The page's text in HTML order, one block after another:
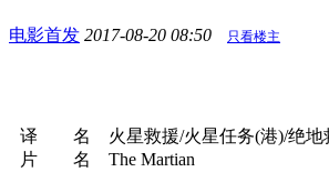
电影首发 2017-08-20 08:50 只看楼主
译 名 火星救援/火星任务(港)/绝地
片 名 The Martian